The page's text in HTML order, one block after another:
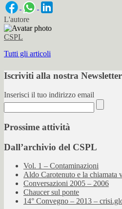
L'autore
CSPL
Tutti gli articoli
Iscriviti alla nostra Newsletter
Inserisci il tuo indirizzo email
Prossime attività
Dall’archivio del CSPL
Vol. 1 – Contaminazioni
Aldo Carotenuto e la chiamata
Conversazioni 2005 – 2006
Chaucer sul ponte
14° Convegno – 2013 –